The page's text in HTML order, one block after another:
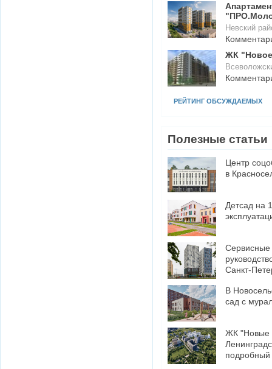
Невский
ЖК
РЕЙТИНГ ОБСУЖДАЕМЫХ
Полезные статьи
Центр
в
Детсад на
​Сервисные
Санкт-
В
сад с
ЖК "Новые